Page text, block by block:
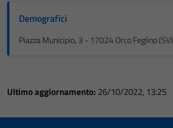
Demografici
Piazza Municipio, 3 - 17024 Orco Feglino (SV)
Ultimo aggiornamento: 26/10/2022, 13:25